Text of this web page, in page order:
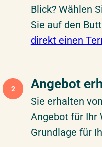
Blick? Wählen
Sie auf den
direkt einen
2 Angebot
Sie erhalten
Angebot für Ihr
Grundlage für